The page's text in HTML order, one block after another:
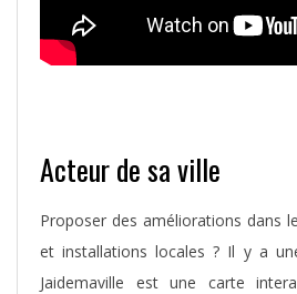
Acteur de sa ville
Proposer des améliorations dans
et installations locales ? Il y a
Jaidemaville est une carte